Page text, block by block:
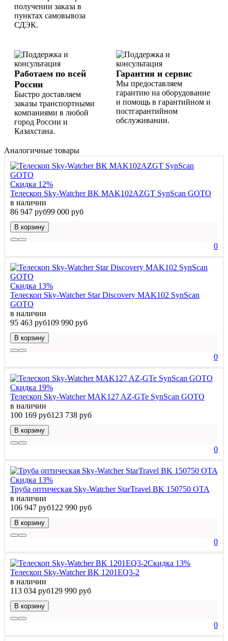
получении заказа в
пунктах самовывоза
СДЭК.
Работаем по всей
России
Быстро доставляем
заказы транспортными
компаниями в любой
город России и
Казахстана.
Гарантия и сервис
Мы предоставляем
гарантию на оборудование
и помощь в гарантийном и
постгарантийном
обслуживании.
Аналогичные товары
Скидка 12%
Телескоп Sky-Watcher BK MAK102AZGT SynScan GOTO
в наличии
86 947 руб99 000 руб
В корзину
0
Скидка 13%
Телескоп Sky-Watcher Star Discovery MAK102 SynScan
GOTO
в наличии
95 463 руб109 990 руб
В корзину
0
Скидка 19%
Телескоп Sky-Watcher MAK127 AZ-GTe SynScan GOTO
в наличии
100 169 руб123 738 руб
В корзину
0
Скидка 13%
Труба оптическая Sky-Watcher StarTravel BK 150750 OTA
в наличии
106 947 руб122 990 руб
В корзину
0
Скидка 13%
Телескоп Sky-Watcher BK 1201EQ3-2
в наличии
113 034 руб129 990 руб
В корзину
0